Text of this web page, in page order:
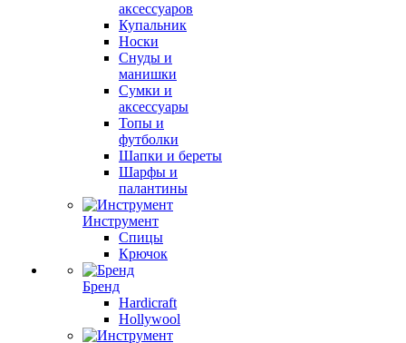
аксессуаров
Купальник
Носки
Снуды и
манишки
Сумки и
аксессуары
Топы и
футболки
Шапки и береты
Шарфы и
палантины
Инструмент
Спицы
Крючок
Бренд
Hardicraft
Hollywool